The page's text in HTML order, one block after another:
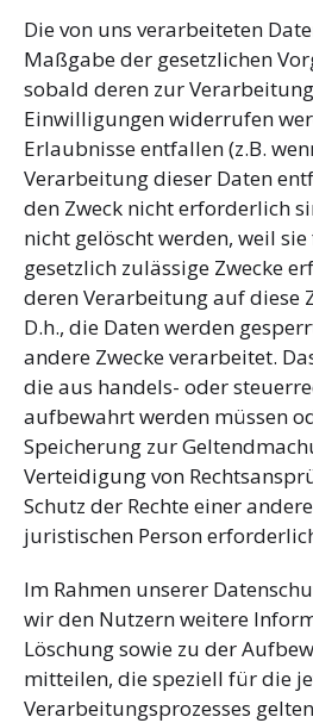
Die von uns verarbeiteten
Maßgabe der gesetzlichen
sobald deren zur
Einwilligungen widerrufen
Erlaubnisse entfallen (z.B.
Verarbeitung dieser Daten
den Zweck nicht erforderlich
nicht gelöscht werden, weil
gesetzlich zulässige Zwecke
deren Verarbeitung auf diese
D.h., die Daten werden
andere Zwecke verarbeitet.
die aus handels- oder
aufbewahrt werden müssen
Speicherung zur
Verteidigung von
Schutz der Rechte einer
juristischen Person
Im Rahmen unserer
wir den Nutzern weitere
Löschung sowie zu der
mitteilen, die speziell für die
Verarbeitungsprozesses